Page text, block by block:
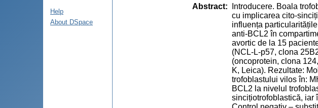
Help
About DSpace
Abstract:
Introducere. Boala
cu implicarea cito-
influența
anti-BCL2 în
avortic de la 15
(NCL-L-p57, clona
(oncoprotein, clona
K, Leica). Rezultate:
trofoblastului vilos în:
BCL2 la nivelul
sincițiotrofoblastică, iar